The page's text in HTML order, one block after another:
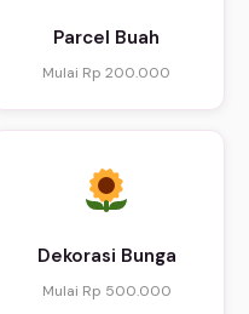
Parcel Buah
Mulai Rp 200.000
Dekorasi Bunga
Mulai Rp 500.000